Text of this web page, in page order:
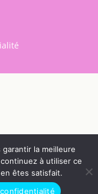
la meilleure
à utiliser ce
êtes satisfait.